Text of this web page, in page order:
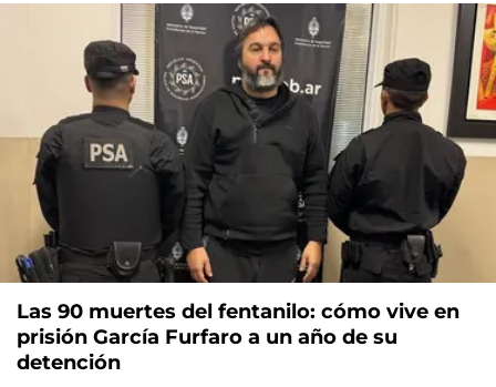
Las 90 muertes del fentanilo: cómo vive en
prisión García Furfaro a un año de su
detención